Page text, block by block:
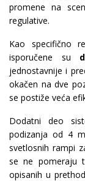
promene na
regulative.
Kao specifično
isporučene su
jednostavnije i
okačen na dve
se postiže veća
Dodatni deo
podizanja od 4
svetlosnih rampi
se ne pomeraju
opisanih u